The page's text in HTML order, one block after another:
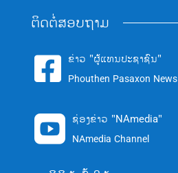
ຕິດຕໍ່ສອບຖາມ
 ຂ່າວ "ຜູ້ແທນປະຊາຊົນ"
Phouthen Pasaxon News
 ຊ່ອງຂ່າວ "NAmedia"
NAmedia Channel